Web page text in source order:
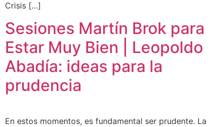
Crisis […]
Sesiones Martín Brok para
Estar Muy Bien | Leopoldo
Abadía: ideas para la
prudencia
En estos momentos, es fundamental ser prudente. La